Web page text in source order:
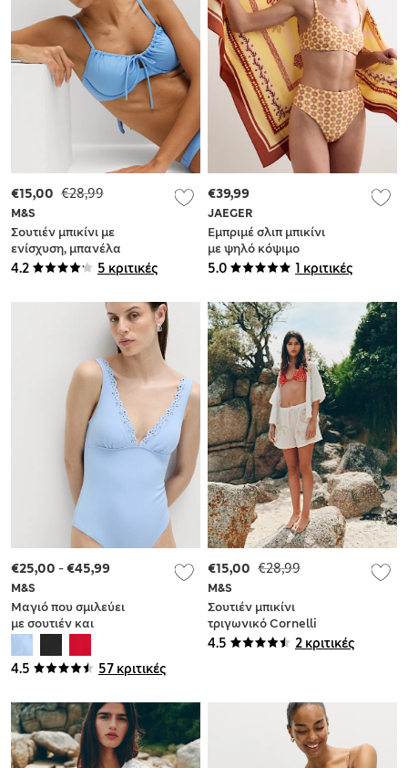
4.2 5 κριτικές
M&S
Σουτιέν μπικίνι με
ενίσχυση, μπανέλα
και λεπτομέρεια με
€28,99
€15,00
5.0 1 κριτικές
JAEGER
Εμπριμέ σλιπ μπικίνι
με ψηλό κόψιμο
στους γοφούς
€39,99
4.5 57 κριτικές
M&S
Μαγιό που σμιλεύει
με σουτιέν και
€25,00 -€45,99
4.5 2 κριτικές
M&S
Σουτιέν μπικίνι
τριγωνικό Cornelli
€28,99
€15,00